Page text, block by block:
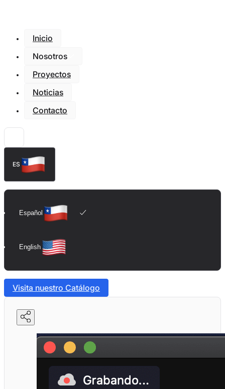
Inicio
Nosotros
Proyectos
Noticias
Contacto
ES
Español
English
Visita nuestro Catálogo